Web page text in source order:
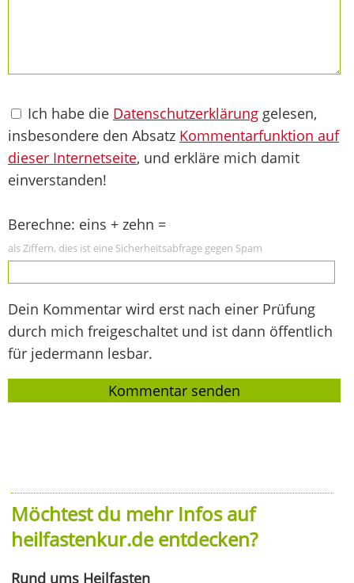
Ich habe die Datenschutzerklärung gelesen,
insbesondere den Absatz Kommentarfunktion auf
dieser Internetseite, und erkläre mich damit
einverstanden!
Berechne: eins + zehn =
als Ziffern, dies ist eine Sicherheitsabfrage gegen Spam
Dein Kommentar wird erst nach einer Prüfung
durch mich freigeschaltet und ist dann öffentlich
für jedermann lesbar.
Möchtest du mehr Infos auf
heilfastenkur.de entdecken?
Rund ums Heilfasten